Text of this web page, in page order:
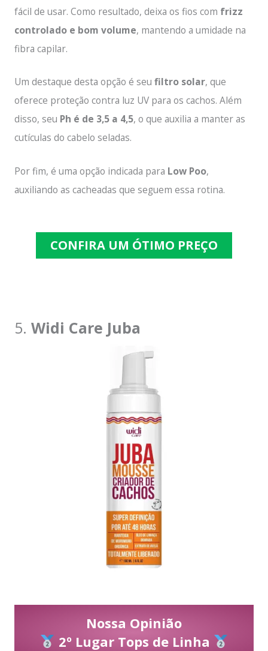
fácil de usar. Como resultado, deixa os fios com frizz
controlado e bom volume, mantendo a umidade na
fibra capilar.
Um destaque desta opção é seu filtro solar, que
oferece proteção contra luz UV para os cachos. Além
disso, seu Ph é de 3,5 a 4,5, o que auxilia a manter as
cutículas do cabelo seladas.
Por fim, é uma opção indicada para Low Poo,
auxiliando as cacheadas que seguem essa rotina.
CONFIRA UM ÓTIMO PREÇO
5. Widi Care Juba
Nossa Opinião
2º Lugar Tops de Linha